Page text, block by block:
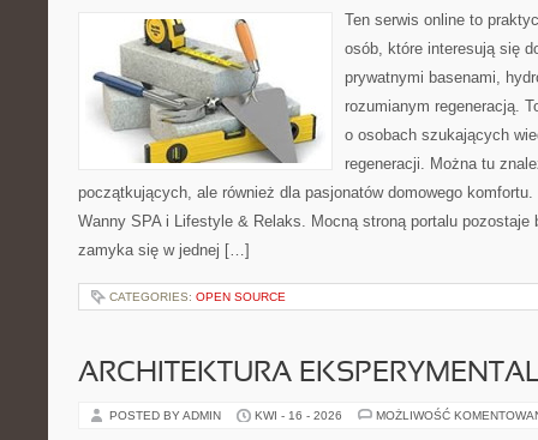
Ten serwis online to
osób, które interesują się
prywatnymi basenami,
rozumianym regeneracją.
o osobach szukających
regeneracji. Można tu
początkujących, ale również dla pasjonatów domowego
Wanny SPA i Lifestyle & Relaks. Mocną stroną portalu pozostaje
zamyka się w jednej […]
CATEGORIES: OPEN SOURCE
ARCHITEKTURA
POSTED BY ADMIN KWI - 16 - 2026 MOŻLIWOŚĆ